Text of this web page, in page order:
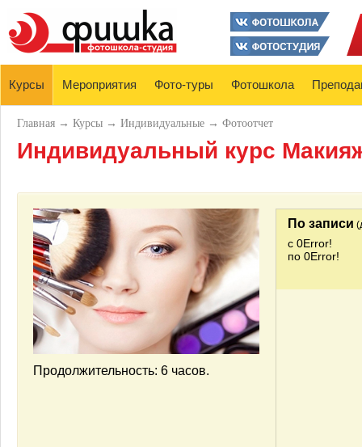
Курсы Мероприятия Фото-туры Фотошкола
Главная → Курсы → Индивидуальные → Фотоотчет
Индивидуальный курс
Продолжительность: 6 часов.
По записи
с 0Error!
по 0Error!